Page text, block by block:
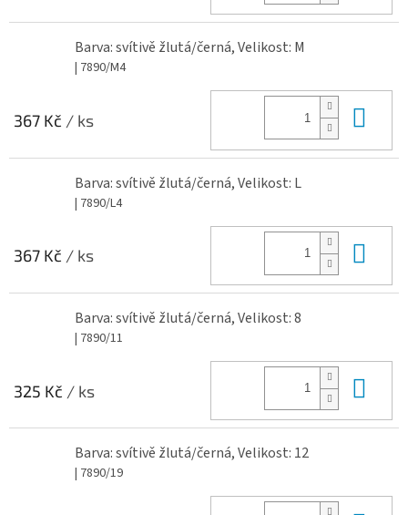
Barva: svítivě žlutá/černá, Velikost: M
| 7890/M4
367 Kč / ks
Barva: svítivě žlutá/černá, Velikost: L
| 7890/L4
367 Kč / ks
Barva: svítivě žlutá/černá, Velikost: 8
| 7890/11
325 Kč / ks
Barva: svítivě žlutá/černá, Velikost: 12
| 7890/19